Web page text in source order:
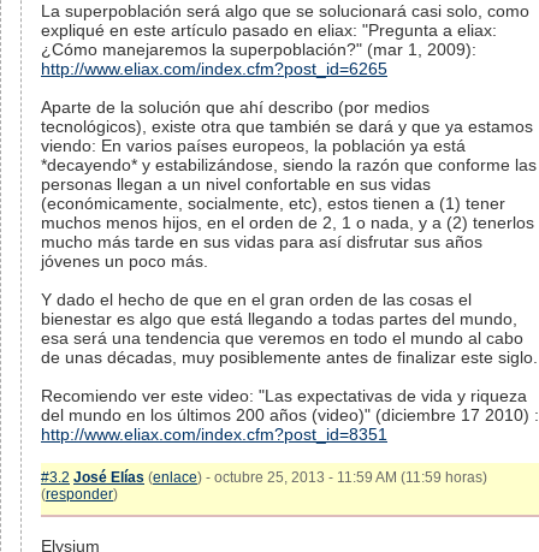
La superpoblación será algo que se solucionará casi solo, como
expliqué en este artículo pasado en eliax: "Pregunta a eliax:
¿Cómo manejaremos la superpoblación?" (mar 1, 2009):
http://www.eliax.com/index.cfm?post_id=6265
Aparte de la solución que ahí describo (por medios
tecnológicos), existe otra que también se dará y que ya estamos
viendo: En varios países europeos, la población ya está
*decayendo* y estabilizándose, siendo la razón que conforme las
personas llegan a un nivel confortable en sus vidas
(económicamente, socialmente, etc), estos tienen a (1) tener
muchos menos hijos, en el orden de 2, 1 o nada, y a (2) tenerlos
mucho más tarde en sus vidas para así disfrutar sus años
jóvenes un poco más.
Y dado el hecho de que en el gran orden de las cosas el
bienestar es algo que está llegando a todas partes del mundo,
esa será una tendencia que veremos en todo el mundo al cabo
de unas décadas, muy posiblemente antes de finalizar este siglo.
Recomiendo ver este video: "Las expectativas de vida y riqueza
del mundo en los últimos 200 años (video)" (diciembre 17 2010) :
http://www.eliax.com/index.cfm?post_id=8351
#3.2 José Elías (enlace) - octubre 25, 2013 - 11:59 AM (11:59 horas)
(responder)
Elysium